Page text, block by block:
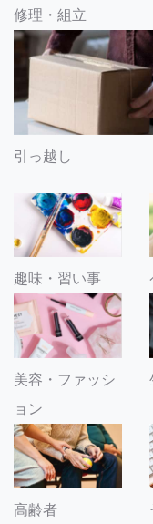
修理・組立
引っ越し
趣味・習い事
美容・ファッシ
ョン
高齢者